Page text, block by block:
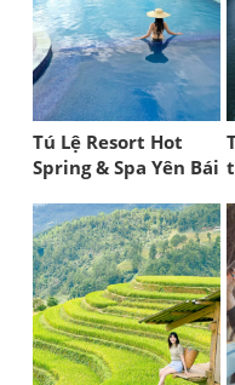
Tú Lệ Resort Hot
Spring & Spa Yên Bái